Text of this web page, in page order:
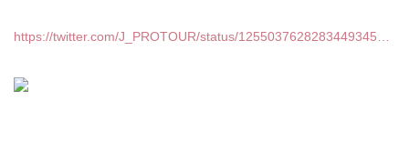
https://twitter.com/J_PROTOUR/status/1255037628283449345…